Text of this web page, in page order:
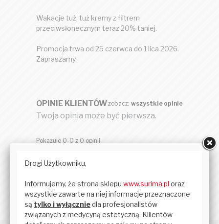
Wakacje tuż, tuż kremy z filtrem
przeciwsłonecznym teraz 20% taniej.
Promocja trwa od 25 czerwca do 1 lica 2026.
Zapraszamy.
OPINIE KLIENTÓWzobacz: wszystkie opinie
Twoja opinia może być pierwsza.
Pokazuje 0-0 z 0 opinii
DODAJ OPINIĘ